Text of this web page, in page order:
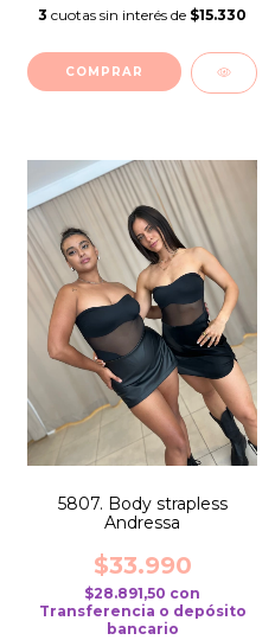
3 cuotas sin interés de $15.330
COMPRAR
5807. Body strapless
Andressa
$33.990
$28.891,50 con
Transferencia o depósito
bancario